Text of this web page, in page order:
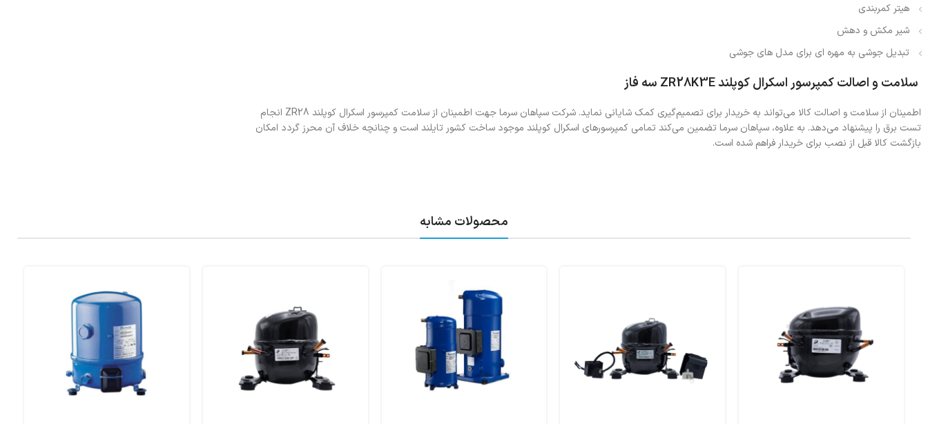
هیتر کمربندی
شیر مکش و دهش
تبدیل جوشی به مهره ای برای مدل های جوشی
سلامت و اصالت کمپرسور اسکرال کوپلند ZR28K3E سه فاز
اطمینان از سلامت و اصالت کالا می‌تواند به خریدار برای تصمیم‌گیری کمک شایانی نماید. شرکت سپاهان سرما جهت اطمینان از سلامت کمپرسور اسکرال کوپلند ZR28 انجام
تست برق را پیشنهاد می‌دهد. به علاوه، سپاهان سرما تضمین می‌کند تمامی کمپرسورهای اسکرال کوپلند موجود ساخت کشور تایلند است و چنانچه خلاف آن محرز گردد امکان
بازگشت کالا قبل از نصب برای خریدار فراهم شده است.
محصولات مشابه